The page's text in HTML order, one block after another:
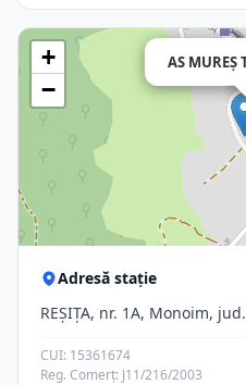
AS MUREŞ
+
−
Adresă stație
REŞIŢA, nr. 1A, Monoim,
CUI: 15361674
Reg. Comerț: J11/216/2003